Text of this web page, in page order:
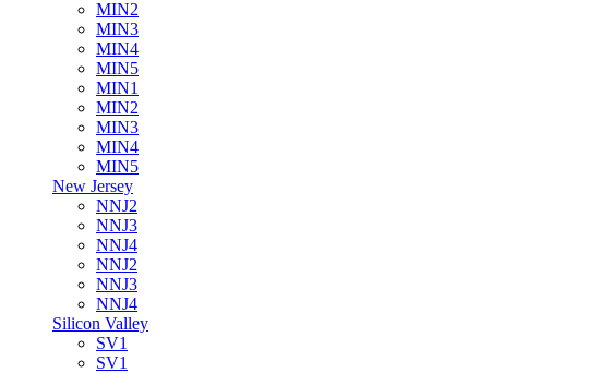
MIN2
MIN3
MIN4
MIN5
MIN1
MIN2
MIN3
MIN4
MIN5
New Jersey
NNJ2
NNJ3
NNJ4
NNJ2
NNJ3
NNJ4
Silicon Valley
SV1
SV1